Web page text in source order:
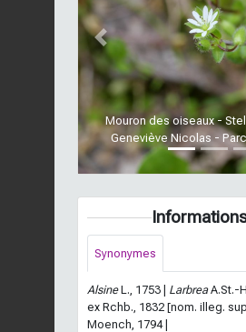
Mouron des oiseaux -
Geneviève Nicolas -
Previous
Synonymes
AlsineL., 1753 | LarbreaA.St.-
ex Rchb., 1832 [nom. illeg.
Moench, 1794 |